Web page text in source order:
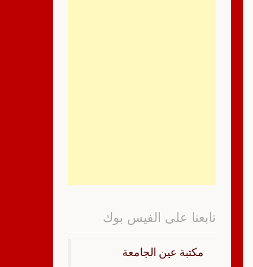
تابعنا على الفيس بوك
‏مكتبة عين الجامعة‏